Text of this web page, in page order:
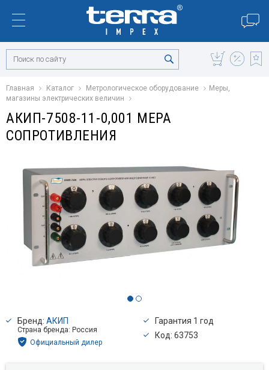
Главная Каталог Метрологическое оборудование
Меры,
магазины электрических величин
АКИП-7508-11-0,001 МЕРА
СОПРОТИВЛЕНИЯ
Бренд: АКИП
Страна бренда: Россия
Официальный дилер
Гарантия 1 год
Код: 63753